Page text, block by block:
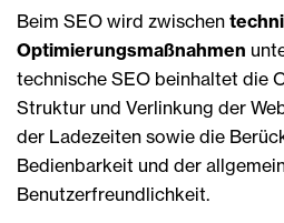
Beim SEO wird zwischen
Optimierungsmaßnahmen
technische SEO beinhaltet die
Struktur und Verlinkung der
der Ladezeiten sowie die
Bedienbarkeit und der
Benutzerfreundlichkeit.